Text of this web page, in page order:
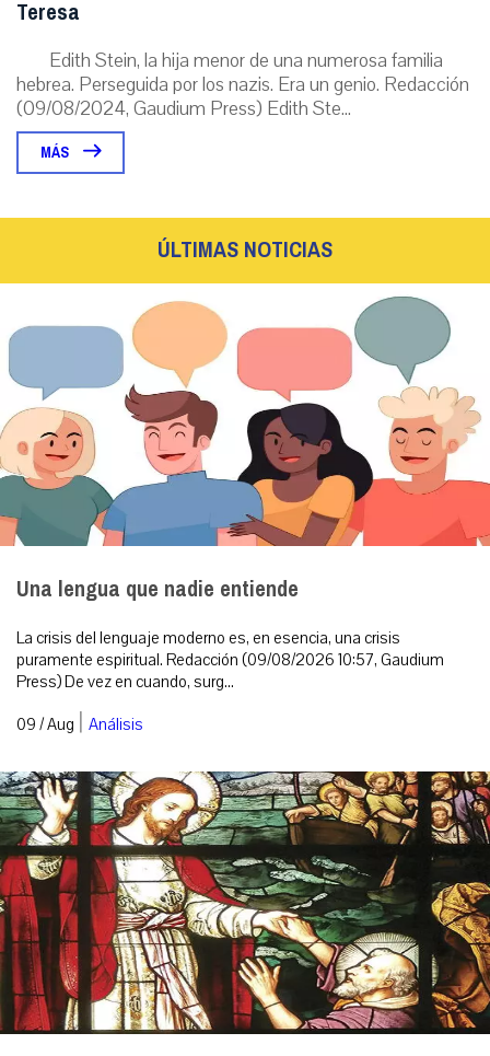
Teresa
Edith Stein, la hija menor de una numerosa familia
hebrea. Perseguida por los nazis. Era un genio. Redacción
(09/08/2024, Gaudium Press) Edith Ste...
MÁS
ÚLTIMAS NOTICIAS
Una lengua que nadie entiende
La crisis del lenguaje moderno es, en esencia, una crisis
puramente espiritual. Redacción (09/08/2026 10:57, Gaudium
Press) De vez en cuando, surg...
09 / Aug | Análisis